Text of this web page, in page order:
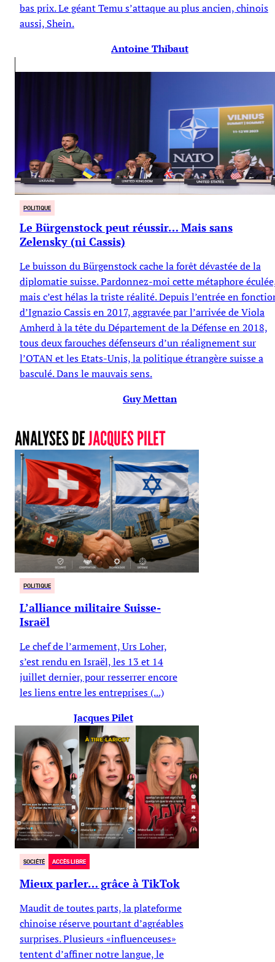
bas prix. Le géant Temu s’attaque au plus ancien, chinois
aussi, Shein.
Antoine Thibaut
POLITIQUE
Le Bürgenstock peut réussir… Mais sans
Zelensky (ni Cassis)
Le buisson du Bürgenstock cache la forêt dévastée de la
diplomatie suisse. Pardonnez-moi cette métaphore
mais c’est hélas la triste réalité. Depuis l’entrée en
d’Ignazio Cassis en 2017, aggravée par l’arrivée de Viola
Amherd à la tête du Département de la Défense en 2018,
tous deux farouches défenseurs d’un réalignement sur
l’OTAN et les Etats-Unis, la politique étrangère suisse a
basculé. Dans le mauvais sens.
Guy Mettan
ANALYSES DEJACQUES PILET
POLITIQUE
L’alliance militaire Suisse-
Israël
Le chef de l’armement, Urs Loher,
s’est rendu en Israël, les 13 et 14
juillet dernier, pour resserrer encore
les liens entre les entreprises (...)
Jacques Pilet
SOCIÉTÉ ACCÈS LIBRE
Mieux parler… grâce à TikTok
Maudit de toutes parts, la plateforme
chinoise réserve pourtant d’agréables
surprises. Plusieurs «influenceuses»
tentent d’affiner notre langue, le